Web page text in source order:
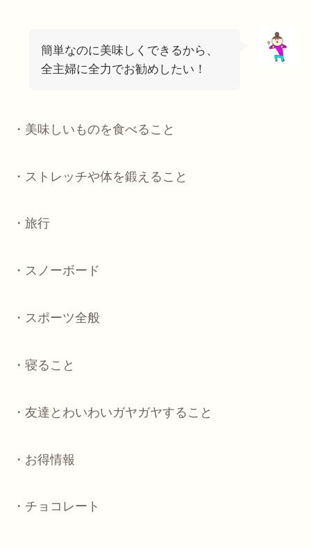
簡単なのに美味しくできるから、
全主婦に全力でお勧めしたい！
・美味しいものを食べること
・ストレッチや体を鍛えること
・旅行
・スノーボード
・スポーツ全般
・寝ること
・友達とわいわいガヤガヤすること
・お得情報
・チョコレート